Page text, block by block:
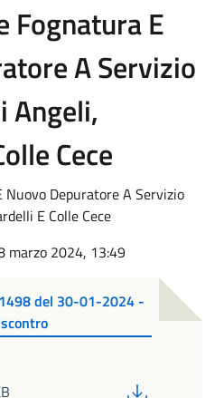
Fognatura E
A Servizio
Angeli,
Cece
Nuovo Depuratore A Servizio
E Colle Cece
marzo 2024, 13:49
del 30-01-2024 -